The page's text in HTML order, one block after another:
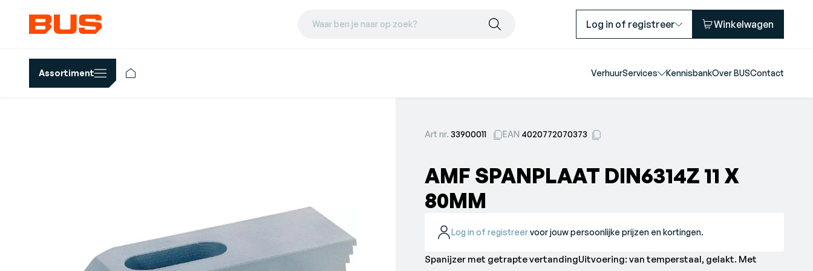
Waar ben je naar op zoek? Log in of registreer Winkelwagen
Assortiment VerhuurServices KennisbankOver BUSContact
Art nr.33900011 EAN 4020772070373
AMF SPANPLAAT DIN6314Z 11 X
80MM
Log in of registreervoor jouw persoonlijke prijzen en kortingen.
Spanijzer met getrapte vertandingUitvoering: van temperstaal, gelakt. Met